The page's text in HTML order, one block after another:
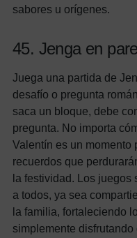
sabores u orígenes.
45. Jenga en
Juega una partida de
desafío o pregunta
saca un bloque, debe
pregunta. No importa
Valentín es un momento
recuerdos que
la festividad. Los
a todos, ya sea
la familia, fortaleciendo
simplemente